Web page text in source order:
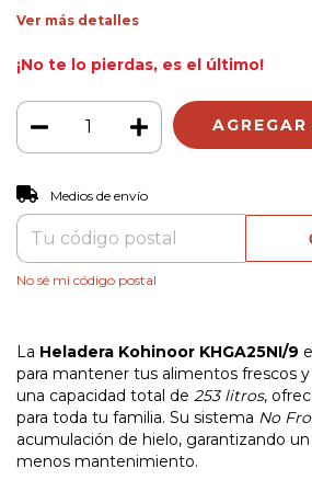
Ver más detalles
¡No te lo pierdas, es el último!
Entregas para el CP:
Medios de envío
No sé mi código postal
La Heladera Kohinoor KHGA25NI/9
para mantener tus alimentos frescos
una capacidad total de 253 litros,
para toda tu familia. Su sistema No
acumulación de hielo, garantizando
menos mantenimiento.